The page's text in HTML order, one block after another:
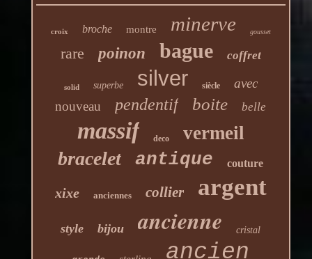
croix broche montre minerve gousset
rare poinon bague coffret
solid superbe silver siècle
avec
nouveau
pendentif boite belle
massif deco vermeil
bracelet antique couture
xixe anciennes collier argent
style bijou ancienne cristal
ancien